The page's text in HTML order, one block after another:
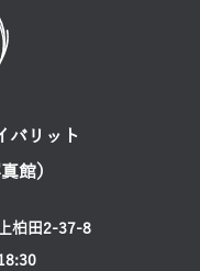
バリット
館）
柏田2-37-8